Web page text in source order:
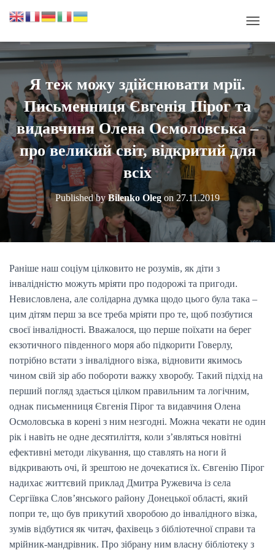
Е
К
Н
У
Т
И
Н
А
В
І
А
Ц
Ю
Я теж можу здійснювати мрії.
Письменниця Євгенія Пірог та
видавчиня Олена Осмоловська –
про великий світ, відкритий для
всіх
Published byBilenko Olegon 27.11.2019
Раніше наш соціум цілковито не розумів, як діти з
інвалідністю можуть мріяти про подорожі та пригоди.
Невисловлена, але солідарна думка щодо цього була така –
цим дітям перш за все треба мріяти про те, щоб позбутися
своєї інвалідності. Вважалося, що перше поїхати на берег
екзотичного південного моря або підкорити Говерлу,
потрібно встати з інвалідного візка, відновити якимось
чином свій зір або побороти важку хворобу. Такий підхід на
перший погляд здається цілком правильним та логічним,
однак письменниця Євгенія Пірог та видавчиня Олена
Осмоловська в корені з ним незгодні. Можна чекати не один
рік і навіть не одне десятиліття, коли з’являться новітні
ефективні методи лікування, що ставлять на ноги й
відкривають очі, й зрештою не дочекатися їх. Євгенію Пірог
надихає життєвий приклад Дмитра Ружевича із села
Сергіївка Слов’янського району Донецької області, який
попри те, що був прикутий хворобою до інвалідного візка,
зумів відбутися як читач, фахівець з бібліотечної справи та
мрійник-мандрівник. Про зібрану ним власну бібліотеку з